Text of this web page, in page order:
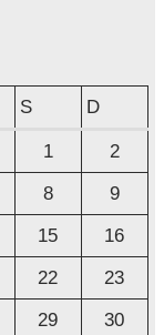
S D
1
2
8
9
15
16
22
23
29
30